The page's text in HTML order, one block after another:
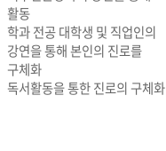
활동
학과 전공 대학생 및 직업인의
강연을 통해 본인의 진로를
구체화
독서활동을 통한 진로의 구체화